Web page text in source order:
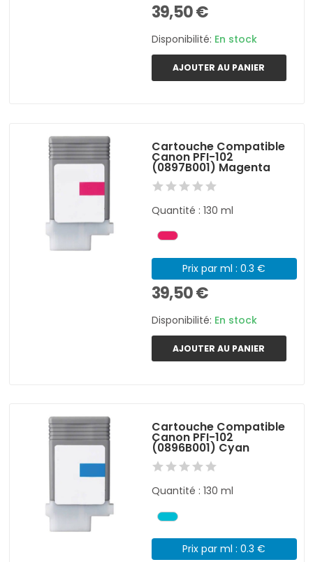
39,50 €
Disponibilité: En stock
AJOUTER AU PANIER
Cartouche Compatible
Canon PFI-102
(0897B001) Magenta
Quantité : 130 ml
Prix par ml : 0.3 €
39,50 €
Disponibilité: En stock
AJOUTER AU PANIER
Cartouche Compatible
Canon PFI-102
(0896B001) Cyan
Quantité : 130 ml
Prix par ml : 0.3 €